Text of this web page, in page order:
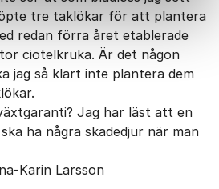
tre taklökar för att plantera
redan förra året etablerade
ciotelkruka. Är det någon
jag så klart inte plantera dem
Jag har läst att en
ha några skadedjur när man
Karin Larsson